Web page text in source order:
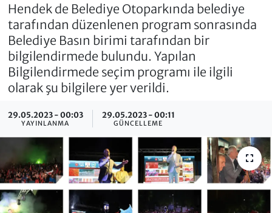
Hendek de Belediye Otoparkında belediye
tarafından düzenlenen program sonrasında
Belediye Basın birimi tarafından bir
bilgilendirmede bulundu. Yapılan
Bilgilendirmede seçim programı ile ilgili
olarak şu bilgilere yer verildi.
29.05.2023 - 00:03
YAYINLANMA
29.05.2023 - 00:11
GÜNCELLEME
Künye
İletişim
Haber Arşivi